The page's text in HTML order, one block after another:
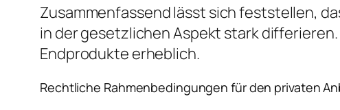
Zusammenfassend lässt sich feststellen,
in der gesetzlichen Aspekt stark
Endprodukte erheblich.
Rechtliche Rahmenbedingungen für den privaten